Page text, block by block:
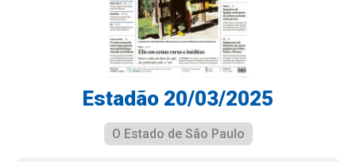
Estadão 20/03/2025
O Estado de São Paulo